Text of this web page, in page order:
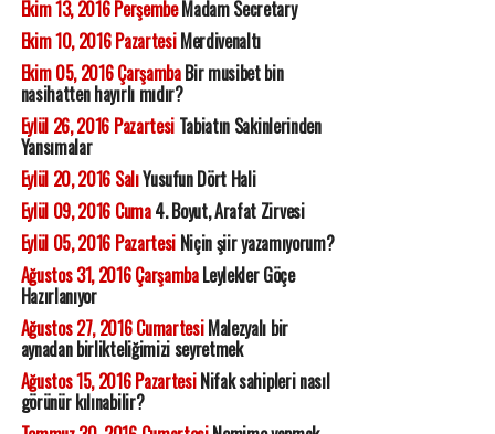
Ekim 13, 2016 PerşembeMadam Secretary
Ekim 10, 2016 PazartesiMerdivenaltı
Ekim 05, 2016 ÇarşambaBir musibet bin
nasihatten hayırlı mıdır?
Eylül 26, 2016 PazartesiTabiatın Sakinlerinden
Yansımalar
Eylül 20, 2016 SalıYusufun Dört Hali
Eylül 09, 2016 Cuma4. Boyut, Arafat Zirvesi
Eylül 05, 2016 PazartesiNiçin şiir yazamıyorum?
Ağustos 31, 2016 ÇarşambaLeylekler Göçe
Hazırlanıyor
Ağustos 27, 2016 CumartesiMalezyalı bir
aynadan birlikteliğimizi seyretmek
Ağustos 15, 2016 PazartesiNifak sahipleri nasıl
görünür kılınabilir?